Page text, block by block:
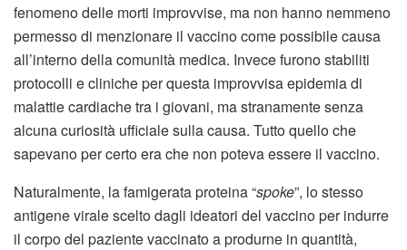
fenomeno delle morti improvvise, ma non hanno nemmeno
permesso di menzionare il vaccino come possibile causa
all’interno della comunità medica. Invece furono stabiliti
protocolli e cliniche per questa improvvisa epidemia di
malattie cardiache tra i giovani, ma stranamente senza
alcuna curiosità ufficiale sulla causa. Tutto quello che
sapevano per certo era che non poteva essere il vaccino.
Naturalmente, la famigerata proteina “spoke”, lo stesso
antigene virale scelto dagli ideatori del vaccino per indurre
il corpo del paziente vaccinato a produrne in quantità,